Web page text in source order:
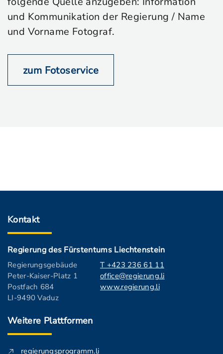
und Kommunikation der Regierung / Name
und Vorname Fotograf.
zum Fotoservice
Kontakt
Regierung des Fürstentums Liechtenstein
Regierungsgebäude
Peter-Kaiser-Platz 1
Postfach 684
LI-9490 Vaduz
T +423 236 61 11
office@regierung.li
www.regierung.li
Weitere Plattformen
regierungsprogramm.li